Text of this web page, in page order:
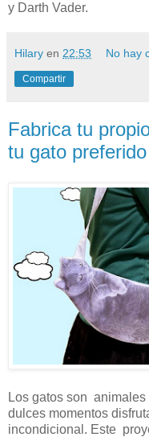
y Darth Vader.
Hilary en 22:53 No hay
Compartir
Fabrica tu
tu gato preferido
Los gatos son
dulces momentos
incondicional. Este